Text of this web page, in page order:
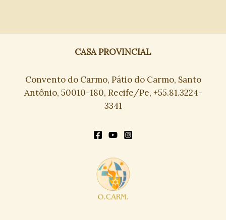
CASA PROVINCIAL
Convento do Carmo, Pátio do Carmo, Santo
Antônio, 50010-180, Recife/Pe, +55.81.3224-
3341